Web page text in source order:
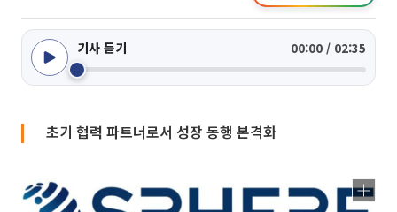
기사 듣기 00:00 / 02:35
초기 협력 파트너로서 성장 동행 본격화